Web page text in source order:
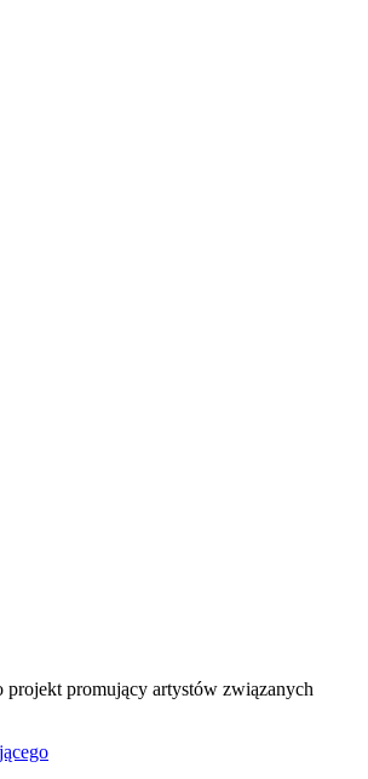
promujący artystów związanych